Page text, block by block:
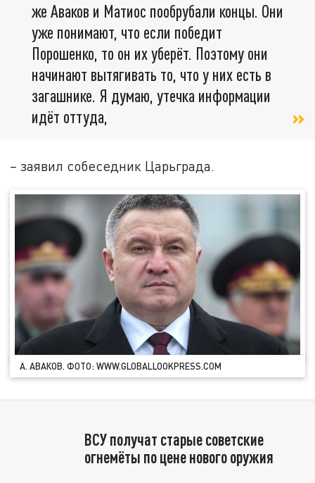
же Аваков и Матиос пообрубали концы. Они
уже понимают, что если победит
Порошенко, то он их уберёт. Поэтому они
начинают вытягивать то, что у них есть в
загашнике. Я думаю, утечка информации
идёт оттуда,
– заявил собеседник Царьграда.
А. АВАКОВ. ФОТО: WWW.GLOBALLOOKPRESS.COM
ВСУ получат старые советские
огнемёты по цене нового оружия